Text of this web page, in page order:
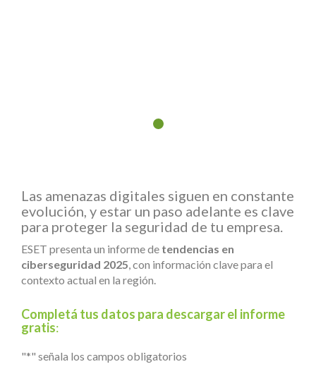
Las amenazas digitales siguen en constante
evolución, y estar un paso adelante es clave
para proteger la seguridad de tu empresa.
ESET presenta un informe de tendencias en
ciberseguridad 2025, con información clave para el
contexto actual en la región.
Completá tus datos para descargar el informe
gratis:
"*" señala los campos obligatorios